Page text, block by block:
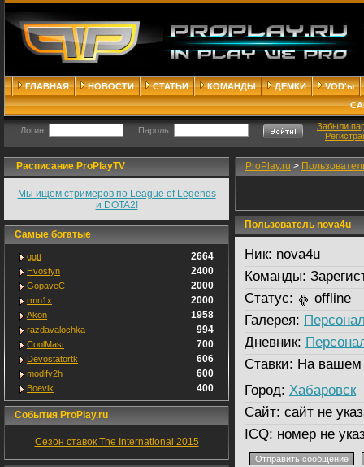
ГЛАВНАЯ НОВОСТИ СТАТЬИ КОМАНДЫ ДЕМКИ
VOD'ы
Логин: Пароль:
Забыли
Расписание ProPlayTV
Мы ищем стримеров по League of Legends
и DOTA2!
Самые богатые
ggtt 2664
Hvostyn 2400
GopaveC 2000
rmn1x 2000
Akon 1958
razdavalochka 994
CoolMast 700
Devostatortk 606
modify2h 600
Boevik 400
События ProPlay.ru
Сезон ставок The International 2015
ProPlay.ru >
Пользователь nova4u
Ник: nova4u
Команды:
Статус:
offline
Галерея:
Дневник:
Ставки: На вашем
Город: Хабаровск
Сайт: сайт не
ICQ: номер не